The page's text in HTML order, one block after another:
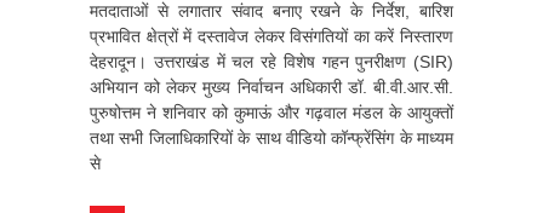
मतदाताओं से लगातार संवाद बनाए रखने के निर्देश, बारिश
प्रभावित क्षेत्रों में दस्तावेज लेकर विसंगतियों का करें निस्तारण
देहरादून। उत्तराखंड में चल रहे विशेष गहन पुनरीक्षण (SIR)
अभियान को लेकर मुख्य निर्वाचन अधिकारी डॉ. बी.वी.आर.सी.
पुरुषोत्तम ने शनिवार को कुमाऊं और गढ़वाल मंडल के आयुक्तों
तथा सभी जिलाधिकारियों के साथ वीडियो कॉन्फ्रेंसिंग के माध्यम
से